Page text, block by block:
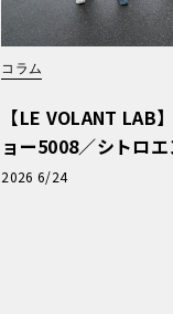
コラム
【LE VOLANT LAB
ョー5008／シトロ
読者一気乗りレポート
2026 6/24